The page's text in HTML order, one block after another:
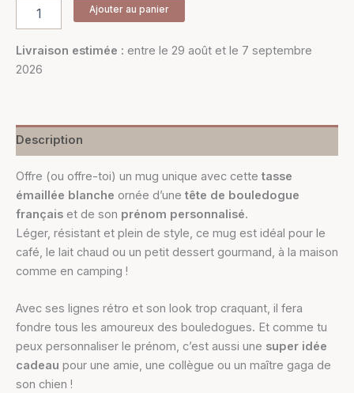
Ajouter au panier
Livraison estimée : entre le 29 août et le 7 septembre
2026
Description
Offre (ou offre-toi) un mug unique avec cette tasse
émaillée blanche ornée d’une tête de bouledogue
français et de son prénom personnalisé.
Léger, résistant et plein de style, ce mug est idéal pour le
café, le lait chaud ou un petit dessert gourmand, à la maison
comme en camping !
Avec ses lignes rétro et son look trop craquant, il fera
fondre tous les amoureux des bouledogues. Et comme tu
peux personnaliser le prénom, c’est aussi une super idée
cadeau pour une amie, une collègue ou un maître gaga de
son chien !